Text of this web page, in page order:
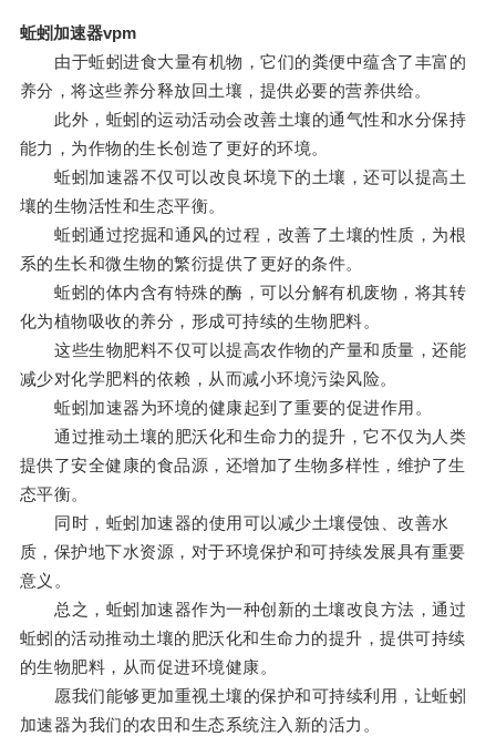
蚯蚓加速器vpm
由于蚯蚓进食大量有机物，它们的粪便中蕴含了丰富的
养分，将这些养分释放回土壤，提供必要的营养供给。
此外，蚯蚓的运动活动会改善土壤的通气性和水分保持
能力，为作物的生长创造了更好的环境。
蚯蚓加速器不仅可以改良坏境下的土壤，还可以提高土
壤的生物活性和生态平衡。
蚯蚓通过挖掘和通风的过程，改善了土壤的性质，为根
系的生长和微生物的繁衍提供了更好的条件。
蚯蚓的体内含有特殊的酶，可以分解有机废物，将其转
化为植物吸收的养分，形成可持续的生物肥料。
这些生物肥料不仅可以提高农作物的产量和质量，还能
减少对化学肥料的依赖，从而减小环境污染风险。
蚯蚓加速器为环境的健康起到了重要的促进作用。
通过推动土壤的肥沃化和生命力的提升，它不仅为人类
提供了安全健康的食品源，还增加了生物多样性，维护了生
态平衡。
同时，蚯蚓加速器的使用可以减少土壤侵蚀、改善水
质，保护地下水资源，对于环境保护和可持续发展具有重要
意义。
总之，蚯蚓加速器作为一种创新的土壤改良方法，通过
蚯蚓的活动推动土壤的肥沃化和生命力的提升，提供可持续
的生物肥料，从而促进环境健康。
愿我们能够更加重视土壤的保护和可持续利用，让蚯蚓
加速器为我们的农田和生态系统注入新的活力。